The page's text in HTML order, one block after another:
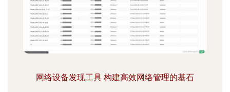
网络设备发现工具 构建高效网络管理的基石